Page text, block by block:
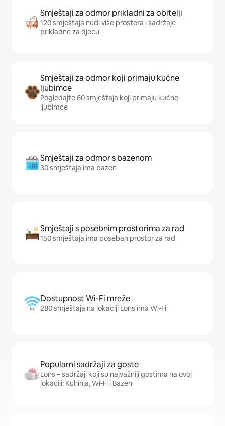
Smještaji za odmor prikladni za obitelji
120 smještaja nudi više prostora i sadržaje
prikladne za djecu
Smještaji za odmor koji primaju kućne
ljubimce
Pogledajte 60 smještaja koji primaju kućne
ljubimce
Smještaji za odmor s bazenom
30 smještaja ima bazen
Smještaji s posebnim prostorima za rad
150 smještaja ima poseban prostor za rad
Dostupnost Wi-Fi mreže
280 smještaja na lokaciji Lons ima Wi-Fi
Popularni sadržaji za goste
Lons – sadržaji koji su najvažniji gostima na ovoj
lokaciji: Kuhinja, Wi-Fi i Bazen